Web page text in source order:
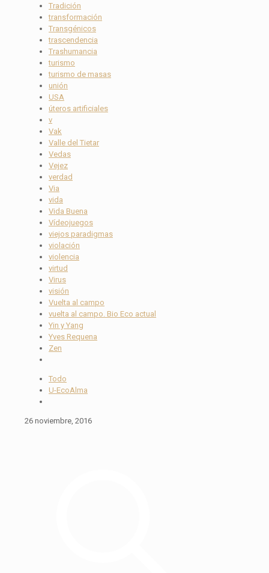
Tradición
transformación
Transgénicos
trascendencia
Trashumancia
turismo
turismo de masas
unión
USA
úteros artificiales
v
Vak
Valle del Tietar
Vedas
Vejez
verdad
Via
vida
Vida Buena
Vídeojuegos
viejos paradigmas
violación
violencia
virtud
Virus
visión
Vuelta al campo
vuelta al campo. Bio Eco actual
Yin y Yang
Yves Requena
Zen
Todo
U-EcoAlma
26 noviembre, 2016